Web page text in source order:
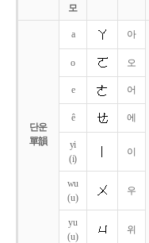
모
단운
單韻
a 아
o 오
e 어
ê 에
yi
(i)
이
wu
(u)
우
yu
(u)
위